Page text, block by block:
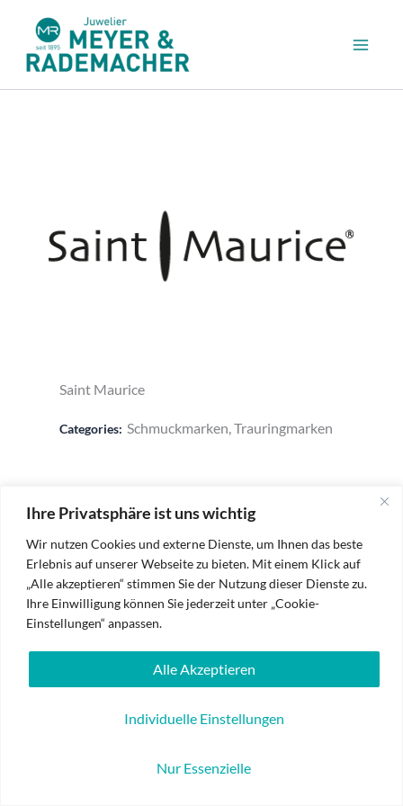
Ihre Privatsphäre ist uns wichtig
Wir nutzen Cookies und externe Dienste, um Ihnen das beste
Erlebnis auf unserer Webseite zu bieten. Mit einem Klick auf
„Alle akzeptieren“ stimmen Sie der Nutzung dieser Dienste zu.
Ihre Einwilligung können Sie jederzeit unter „Cookie-
Einstellungen“ anpassen.
Individuelle Einstellungen
Nur Essenzielle
Alle Akzeptieren
Inhalt
springen
Saint Maurice
Categories: Schmuckmarken, Trauringmarken
Datenschutzerklärung